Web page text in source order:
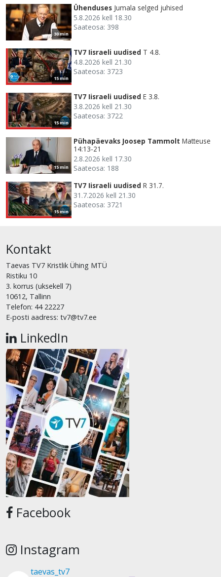
30 min
Ühenduses Jumala selged juhised
5.8.2026 kell 18.30
Saateosa: 398
15 min
TV7 Iisraeli uudised T 4.8.
4.8.2026 kell 21.30
Saateosa: 3723
15 min
TV7 Iisraeli uudised E 3.8.
3.8.2026 kell 21.30
Saateosa: 3722
15 min
Pühapäevaks Joosep Tammolt Matteuse
14:13-21
2.8.2026 kell 17.30
Saateosa: 188
15 min
TV7 Iisraeli uudised R 31.7.
31.7.2026 kell 21.30
Saateosa: 3721
Kontakt
Taevas TV7 Kristlik Ühing MTÜ
Ristiku 10
3. korrus (uksekell 7)
10612, Tallinn
Telefon: 44 22227
E-posti aadress: tv7@tv7.ee
LinkedIn
Facebook
Instagram
taevas_tv7